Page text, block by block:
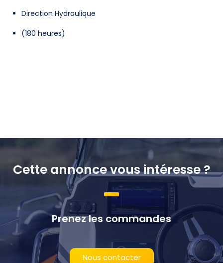
Direction Hydraulique
(180 heures)
Cette annonce vous intéresse ?
Prenez les commandes
Nous contacter